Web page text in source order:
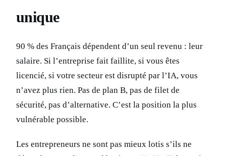
unique
90 % des Français dépendent d’un seul revenu : leur
salaire. Si l’entreprise fait faillite, si vous êtes
licencié, si votre secteur est disrupté par l’IA, vous
n’avez plus rien. Pas de plan B, pas de filet de
sécurité, pas d’alternative. C’est la position la plus
vulnérable possible.
Les entrepreneurs ne sont pas mieux lotis s’ils ne